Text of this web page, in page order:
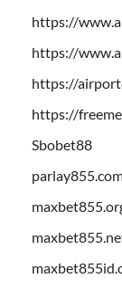
https://
https://
https://
https://
Sbobet88